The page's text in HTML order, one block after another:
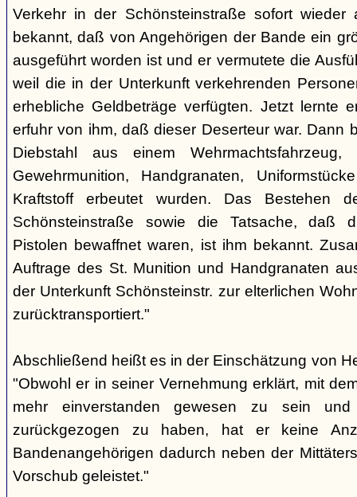
Verkehr in der Schönsteinstraße sofort
bekannt, daß von Angehörigen der Bande ein
ausgeführt worden ist und er vermutete die
weil die in der Unterkunft verkehrenden
erhebliche Geldbeträge verfügten. Jetzt lernte
erfuhr von ihm, daß dieser Deserteur war. Dann
Diebstahl aus einem
Gewehrmunition, Handgranaten,
Kraftstoff erbeutet wurden. Das Bestehen
Schönsteinstraße sowie die Tatsache, daß
Pistolen bewaffnet waren, ist ihm bekannt.
Auftrage des St. Munition und Handgranaten
der Unterkunft Schönsteinstr. zur elterlichen
zurücktransportiert."
Abschließend heißt es in der Einschätzung von
"Obwohl er in seiner Vernehmung erklärt, mit
mehr einverstanden gewesen zu sein
zurückgezogen zu haben, hat er keine
Bandenangehörigen dadurch neben der
Vorschub geleistet."